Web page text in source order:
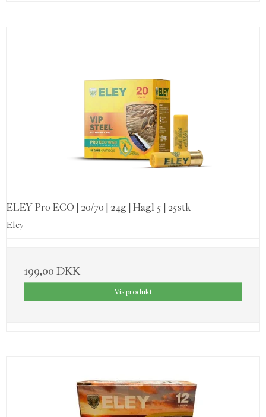
ELEY Pro ECO | 20/70 | 24g | Hagl 5 | 25stk
Eley
199,00 DKK
Vis produkt